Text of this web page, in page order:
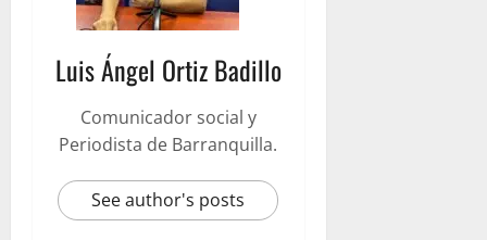
Luis Ángel Ortiz Badillo
Comunicador social y
Periodista de Barranquilla.
See author's posts